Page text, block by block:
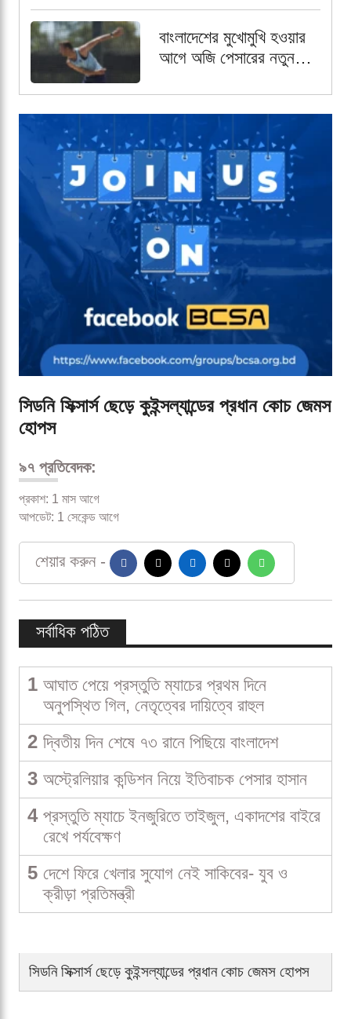
বাংলাদেশের মুখোমুখি হওয়ার
আগে অজি পেসারের নতুন
সিডনি সিক্সার্স ছেড়ে কুইন্সল্যান্ডের প্রধান কোচ জেমস
হোপস
৯৭ প্রতিবেদক:
প্রকাশ: 1 মাস আগে
আপডেট: 1 সেকেন্ড আগে
শেয়ার করুন -
সর্বাধিক পঠিত
1 আঘাত পেয়ে প্রস্তুতি ম্যাচের প্রথম দিনে
অনুপস্থিত গিল, নেতৃত্বের দায়িত্বে রাহুল
2 দ্বিতীয় দিন শেষে ৭৩ রানে পিছিয়ে বাংলাদেশ
3 অস্ট্রেলিয়ার কন্ডিশন নিয়ে ইতিবাচক পেসার হাসান
4 প্রস্তুতি ম্যাচে ইনজুরিতে তাইজুল, একাদশের বাইরে
রেখে পর্যবেক্ষণ
5 দেশে ফিরে খেলার সুযোগ নেই সাকিবের- যুব ও
ক্রীড়া প্রতিমন্ত্রী